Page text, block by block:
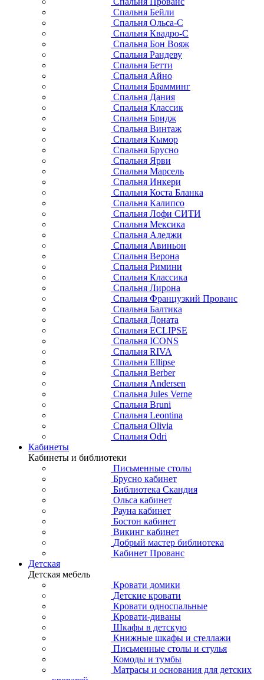
Спальня Бейли
Спальня Ольса-С
Спальня Квадро-С
Спальня Бон Вояж
Спальня Рандеву
Спальня Бетти
Спальня Айно
Спальня Брамминг
Спальня Дания
Спальня Классик
Спальня Бридж
Спальня Винтаж
Спальня Кымор
Спальня Брусно
Спальня Ярви
Спальня Марсель
Спальня Инкери
Спальня Коста Бланка
Спальня Калипсо
Спальня Лофи СИТИ
Спальня Мексика
Спальня Аледжи
Спальня Авиньон
Спальня Верона
Спальня Римини
Спальня Классика
Спальня Лирона
Спальня Французкий Прованс
Спальня Балтика
Спальня Доната
Спальня ECLIPSE
Спальня ICONS
Спальня RIVA
Спальня Ellipse
Спальня Berber
Спальня Andersen
Спальня Jules Verne
Спальня Bruni
Спальня Leontina
Спальня Olivia
Спальня Odri
Кабинеты
Кабинеты и библиотеки
Письменные столы
Брусно кабинет
Библиотека Скандия
Ольса кабинет
Рауна кабинет
Бостон кабинет
Викинг кабинет
Добрый мастер библиотека
Кабинет Прованс
Детская
Детская мебель
Кровати домики
Детские кровати
Кровати односпальные
Кровати-диваны
Шкафы в детскую
Книжные шкафы и стеллажи
Письменные столы и стулья
Комоды и тумбы
Матрасы и основания для детских